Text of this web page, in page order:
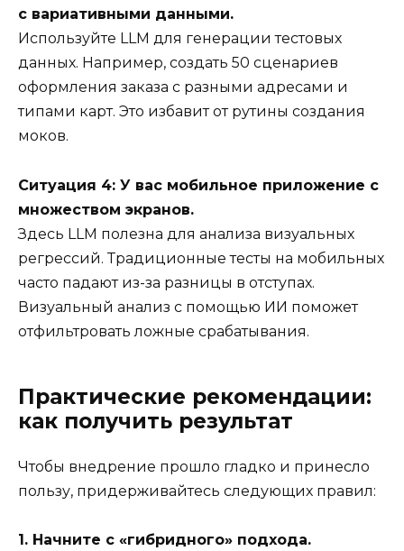
с вариативными данными.
Используйте LLM для генерации тестовых
данных. Например, создать 50 сценариев
оформления заказа с разными адресами и
типами карт. Это избавит от рутины создания
моков.
Ситуация 4: У вас мобильное приложение с
множеством экранов.
Здесь LLM полезна для анализа визуальных
регрессий. Традиционные тесты на мобильных
часто падают из-за разницы в отступах.
Визуальный анализ с помощью ИИ поможет
отфильтровать ложные срабатывания.
Практические рекомендации:
как получить результат
Чтобы внедрение прошло гладко и принесло
пользу, придерживайтесь следующих правил:
1. Начните с «гибридного» подхода.